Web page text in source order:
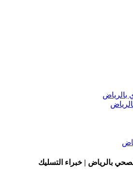
بالرياض
بالرياض | خبراء التسليك